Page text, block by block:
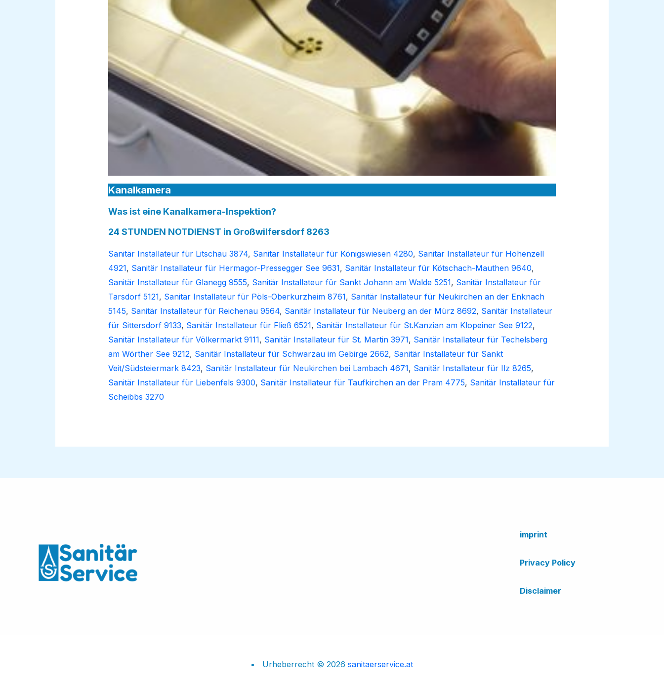
Kanalkamera
Was ist eine Kanalkamera-Inspektion?
24 STUNDEN NOTDIENST in Großwilfersdorf 8263
Sanitär Installateur für Litschau 3874, Sanitär Installateur für Königswiesen 4280, Sanitär Installateur für Hohenzell
4921, Sanitär Installateur für Hermagor-Pressegger See 9631, Sanitär Installateur für Kötschach-Mauthen 9640,
Sanitär Installateur für Glanegg 9555, Sanitär Installateur für Sankt Johann am Walde 5251, Sanitär Installateur für
Tarsdorf 5121, Sanitär Installateur für Pöls-Oberkurzheim 8761, Sanitär Installateur für Neukirchen an der Enknach
5145, Sanitär Installateur für Reichenau 9564, Sanitär Installateur für Neuberg an der Mürz 8692, Sanitär Installateur
für Sittersdorf 9133, Sanitär Installateur für Fließ 6521, Sanitär Installateur für St.Kanzian am Klopeiner See 9122,
Sanitär Installateur für Völkermarkt 9111, Sanitär Installateur für St. Martin 3971, Sanitär Installateur für Techelsberg
am Wörther See 9212, Sanitär Installateur für Schwarzau im Gebirge 2662, Sanitär Installateur für Sankt
Veit/Südsteiermark 8423, Sanitär Installateur für Neukirchen bei Lambach 4671, Sanitär Installateur für Ilz 8265,
Sanitär Installateur für Liebenfels 9300, Sanitär Installateur für Taufkirchen an der Pram 4775, Sanitär Installateur für
Scheibbs 3270
imprint
Privacy Policy
Disclaimer
Urheberrecht © 2026 sanitaerservice.at